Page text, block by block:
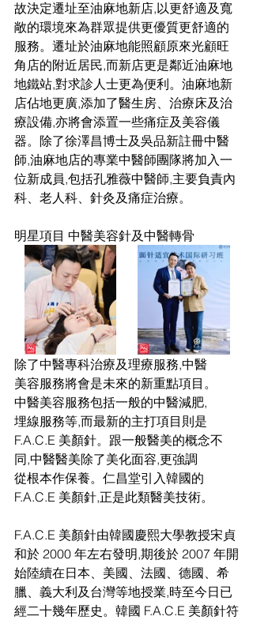
故決定遷址至油麻地新店,以更舒適及寬
敞的環境來為群眾提供更優質更舒適的
服務。遷址於油麻地能照顧原來光顧旺
角店的附近居民,而新店更是鄰近油麻地
地鐵站,對求診人士更為便利。油麻地新
店佔地更廣,添加了醫生房、治療床及治
療設備,亦將會添置一些痛症及美容儀
器。除了徐澤昌博士及吳品新註冊中醫
師,油麻地店的專業中醫師團隊將加入一
位新成員,包括孔雅薇中醫師,主要負責內
科、老人科、針灸及痛症治療。
明星項目 中醫美容針及中醫轉骨
除了中醫專科治療及理療服務,中醫
美容服務將會是未來的新重點項目。
中醫美容服務包括一般的中醫減肥,
埋線服務等,而最新的主打項目則是
F.A.C.E 美顏針。跟一般醫美的概念不
同,中醫醫美除了美化面容,更強調
從根本作保養。仁昌堂引入韓國的
F.A.C.E 美顏針,正是此類醫美技術。
F.A.C.E 美顏針由韓國慶熙大學教授宋貞
和於 2000 年左右發明,期後於 2007 年開
始陸續在日本、美國、法國、德國、希
臘、義大利及台灣等地授業,時至今日已
經二十幾年歷史。韓國 F.A.C.E 美顏針符